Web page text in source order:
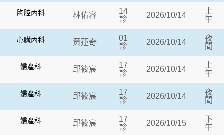
胸腔內科 林佑容
14
診
2026/10/14
上
午
心臟內科 黃蓮奇
01
診
2026/10/14
夜
間
婦產科 邱筱宸
17
診
2026/10/14
上
午
婦產科 邱筱宸
17
診
2026/10/14
夜
間
婦產科 邱筱宸
17
診
2026/10/15
下
午